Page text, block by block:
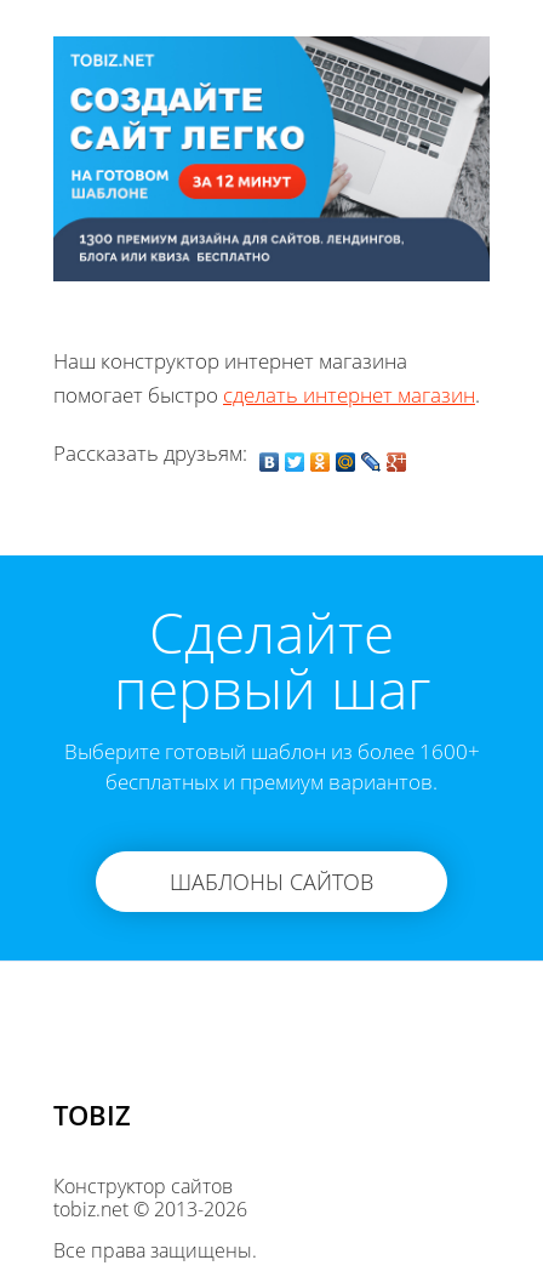
Наш конструктор интернет магазина
помогает быстро сделать интернет магазин.
Рассказать друзьям:
Cделайте
первый шаг
Выберите готовый шаблон из более 1600+
бесплатных и премиум вариантов.
ШАБЛОНЫ САЙТОВ
TOBIZ
Конструктор сайтов
tobiz.net © 2013-2026
Все права защищены.